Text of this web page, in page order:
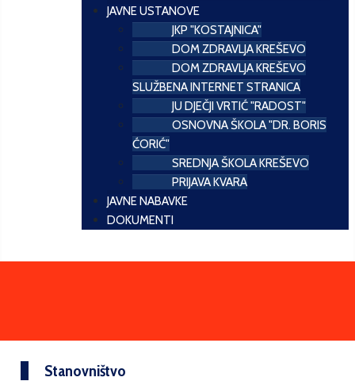
JAVNE USTANOVE
JKP "KOSTAJNICA"
DOM ZDRAVLJA KREŠEVO
DOM ZDRAVLJA KREŠEVO
SLUŽBENA INTERNET STRANICA
JU DJEČJI VRTIĆ "RADOST"
OSNOVNA ŠKOLA "DR. BORIS
ĆORIĆ"
SREDNJA ŠKOLA KREŠEVO
PRIJAVA KVARA
JAVNE NABAVKE
DOKUMENTI
Stanovništvo